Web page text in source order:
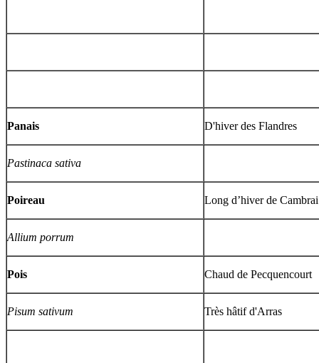
Panais D'hiver des Flandres
Pastinaca sativa
Poireau Long d’hiver de Cambrai
Allium porrum
Pois Chaud de Pecquencourt
Pisum sativum Très hâtif d'Arras